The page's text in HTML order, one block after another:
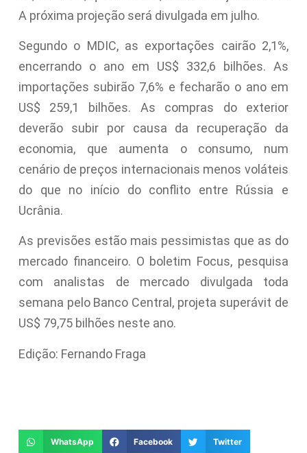
A próxima projeção será divulgada em julho.
Segundo o MDIC, as exportações cairão 2,1%,
encerrando o ano em US$ 332,6 bilhões. As
importações subirão 7,6% e fecharão o ano em
US$ 259,1 bilhões. As compras do exterior
deverão subir por causa da recuperação da
economia, que aumenta o consumo, num
cenário de preços internacionais menos voláteis
do que no início do conflito entre Rússia e
Ucrânia.
As previsões estão mais pessimistas que as do
mercado financeiro. O boletim Focus, pesquisa
com analistas de mercado divulgada toda
semana pelo Banco Central, projeta superávit de
US$ 79,75 bilhões neste ano.
Edição: Fernando Fraga
WhatsApp Facebook Twitter